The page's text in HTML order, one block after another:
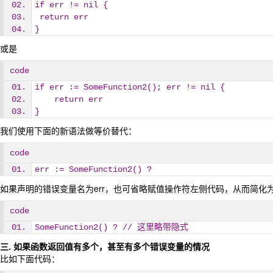
if err != nil {
return err
}
或是
code
if err := SomeFunction2(); err != nil {
    return err
}
我们使用下面的新语法做等价替代：
code
err := SomeFunction2() ?
如果声明的错误变量名为err，也可省略赋值操作符左侧代码，从而简化
code
SomeFunction2() ? // 这里略带隐式
三. 如果函数返回值有多个，甚至有多个错误变量的情况
比如下面代码：